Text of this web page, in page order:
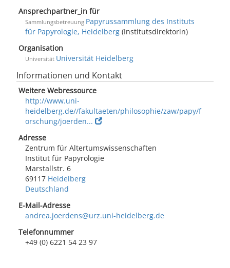
Ansprechpartner_in für
Sammlungsbetreuung Papyrussammlung des Instituts
für Papyrologie, Heidelberg (Institutsdirektorin)
Organisation
Universität Universität Heidelberg
Informationen und Kontakt
Weitere Webressource
http://www.uni-
heidelberg.de//fakultaeten/philosophie/zaw/papy/f
orschung/joerden...
Adresse
Zentrum für Altertumswissenschaften
Institut für Papyrologie
Marstallstr. 6
69117 Heidelberg
Deutschland
E-Mail-Adresse
andrea.joerdens@urz.uni-heidelberg.de
Telefonnummer
+49 (0) 6221 54 23 97